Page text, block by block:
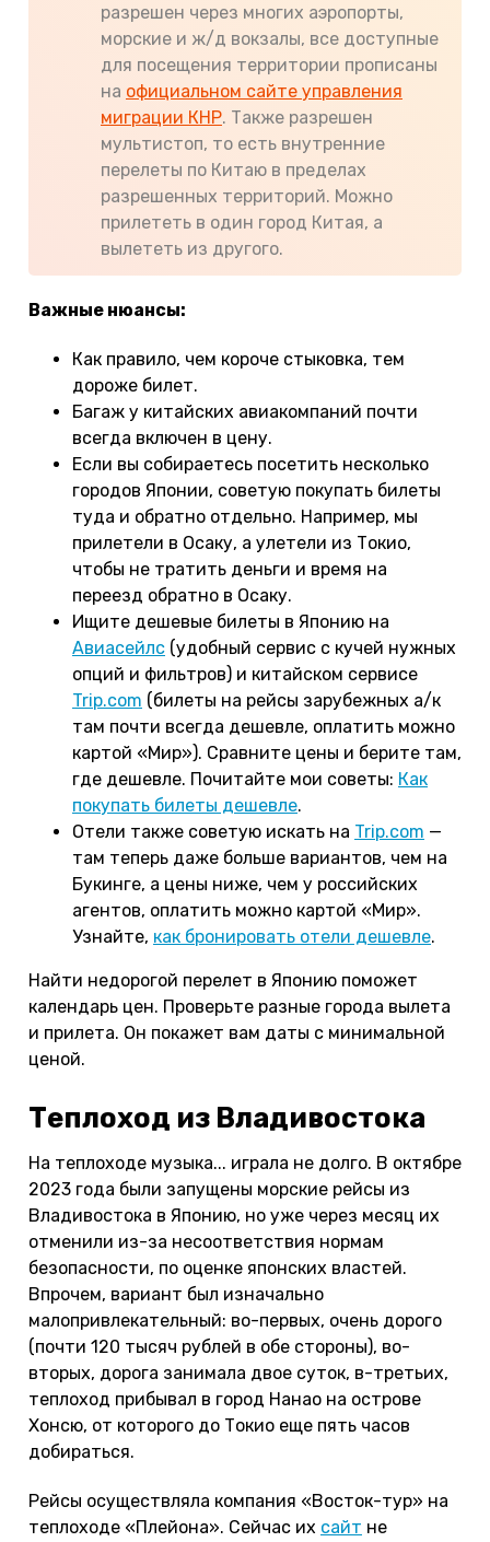
разрешен через многих аэропорты,
морские и ж/д вокзалы, все доступные
для посещения территории прописаны
на официальном сайте управления
миграции КНР. Также разрешен
мультистоп, то есть внутренние
перелеты по Китаю в пределах
разрешенных территорий. Можно
прилететь в один город Китая, а
вылететь из другого.
Важные нюансы:
Как правило, чем короче стыковка, тем
дороже билет.
Багаж у китайских авиакомпаний почти
всегда включен в цену.
Если вы собираетесь посетить несколько
городов Японии, советую покупать билеты
туда и обратно отдельно. Например, мы
прилетели в Осаку, а улетели из Токио,
чтобы не тратить деньги и время на
переезд обратно в Осаку.
Ищите дешевые билеты в Японию на
Авиасейлс (удобный сервис с кучей нужных
опций и фильтров) и китайском сервисе
Trip.com (билеты на рейсы зарубежных а/к
там почти всегда дешевле, оплатить можно
картой «Мир»). Сравните цены и берите там,
где дешевле. Почитайте мои советы: Как
покупать билеты дешевле.
Отели также советую искать на Trip.com —
там теперь даже больше вариантов, чем на
Букинге, а цены ниже, чем у российских
агентов, оплатить можно картой «Мир».
Узнайте, как бронировать отели дешевле.
Найти недорогой перелет в Японию поможет
календарь цен. Проверьте разные города вылета
и прилета. Он покажет вам даты с минимальной
ценой.
Теплоход из Владивостока
На теплоходе музыка... играла не долго. В октябре
2023 года были запущены морские рейсы из
Владивостока в Японию, но уже через месяц их
отменили из-за несоответствия нормам
безопасности, по оценке японских властей.
Впрочем, вариант был изначально
малопривлекательный: во-первых, очень дорого
(почти 120 тысяч рублей в обе стороны), во-
вторых, дорога занимала двое суток, в-третьих,
теплоход прибывал в город Нанао на острове
Хонсю, от которого до Токио еще пять часов
добираться.
Рейсы осуществляла компания «Восток-тур» на
теплоходе «Плейона». Сейчас их сайт не